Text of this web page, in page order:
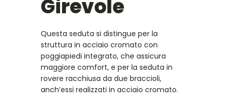
Girevole
Questa seduta si distingue per la
struttura in acciaio cromato con
poggiapiedi integrato, che assicura
maggiore comfort, e per la seduta in
rovere racchiusa da due braccioli,
anch’essi realizzati in acciaio cromato.